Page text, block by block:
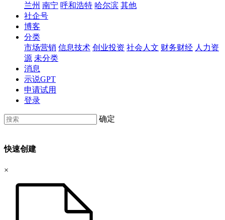
兰州 南宁 呼和浩特 哈尔滨 其他
社企号
博客
分类
市场营销 信息技术 创业投资 社会人文 财务财经 人力资
源 未分类
消息
示说GPT
申请试用
登录
确定
快速创建
×